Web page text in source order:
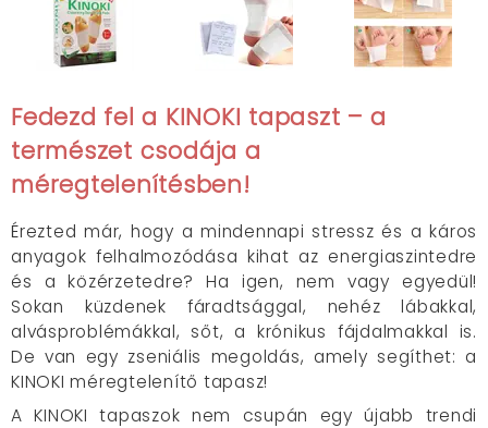
Fedezd fel a KINOKI tapaszt – a
természet csodája a
méregtelenítésben!
Érezted már, hogy a mindennapi stressz és a káros
anyagok felhalmozódása kihat az energiaszintedre
és a közérzetedre? Ha igen, nem vagy egyedül!
Sokan küzdenek fáradtsággal, nehéz lábakkal,
alvásproblémákkal, sőt, a krónikus fájdalmakkal is.
De van egy zseniális megoldás, amely segíthet: a
KINOKI méregtelenítő tapasz!
A KINOKI tapaszok nem csupán egy újabb trendi